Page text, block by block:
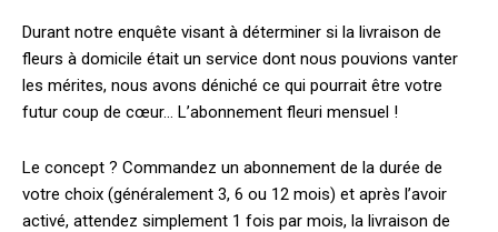
Durant notre enquête visant à déterminer si la livraison de
fleurs à domicile était un service dont nous pouvions vanter
les mérites, nous avons déniché ce qui pourrait être votre
futur coup de cœur… L’abonnement fleuri mensuel !
Le concept ? Commandez un abonnement de la durée de
votre choix (généralement 3, 6 ou 12 mois) et après l’avoir
activé, attendez simplement 1 fois par mois, la livraison de